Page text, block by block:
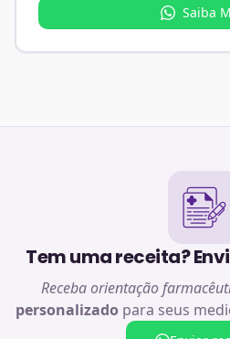
Saiba
Tem uma receita?
Receba orientação
personalizado para seus